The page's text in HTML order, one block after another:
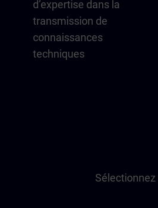
d’expertise dans la
transmission de
connaissances
techniques